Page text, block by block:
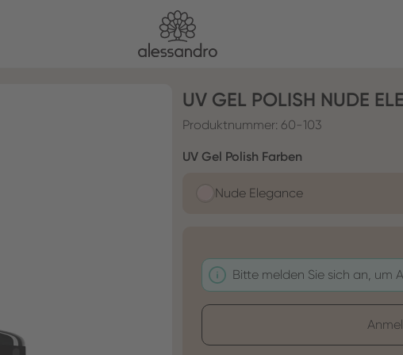
UV GEL POLISH NUDE
Produktnummer: 60-103
UV Gel Polish Farben
Nude Elegance
Bitte melden Sie sich an, um